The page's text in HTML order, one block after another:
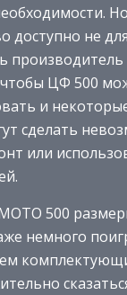
доступно не
производитель
чтобы ЦФ 500
и
сделать
или
500
немного